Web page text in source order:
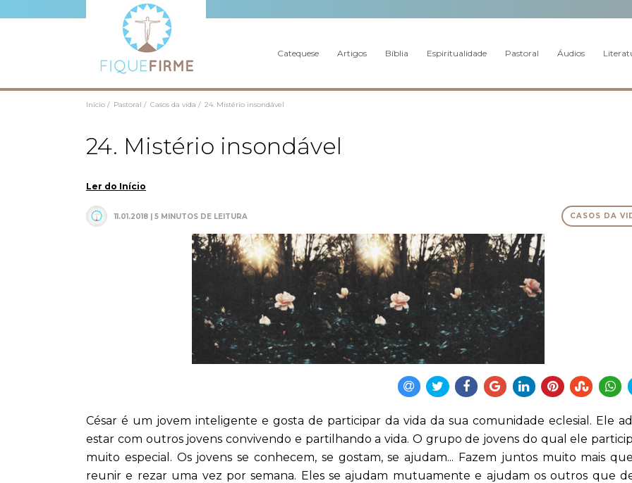
Catequese Artigos Bíblia Espiritualidade Pastoral Áudios
Início / Pastoral / Casos da vida / 24. Mistério insondável
24. Mistério insondável
Ler do Início
11.01.2018 | 5 MINUTOS DE LEITURA CASOS DA
César é um jovem inteligente e gosta de participar da vida da sua comunidade eclesial. Ele
estar com outros jovens convivendo e partilhando a vida. O grupo de jovens do qual ele
muito especial. Os jovens se conhecem, se gostam, se ajudam... Fazem juntos muito mais
reunir e rezar uma vez por semana. Eles se ajudam mutuamente e ajudam os outros que